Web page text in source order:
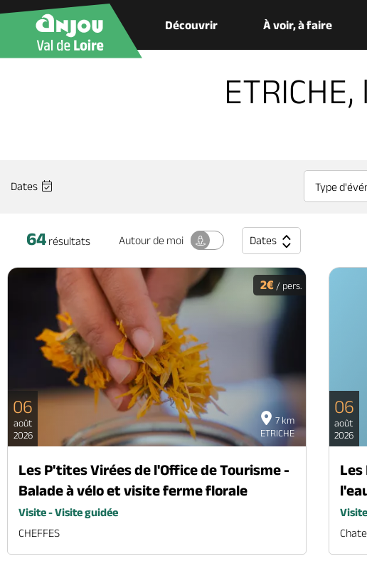
Découvrir À voir, à faire
Dates Type
64 résultats Autourde moi Dates
7 km
ETRICHE
2€/ pers.
06
août
2026
Les P'tites Virées de l'Office de Tourisme -
Balade à vélo et visite ferme florale
Visite - Visite guidée
CHEFFES
06
août
2026